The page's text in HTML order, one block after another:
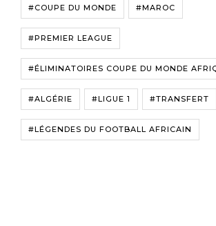
#COUPE DU MONDE #MAROC
#PREMIER LEAGUE
#ÉLIMINATOIRES COUPE DU MONDE
#ALGÉRIE #LIGUE 1 #TRANSFERT
#LÉGENDES DU FOOTBALL AFRICAIN